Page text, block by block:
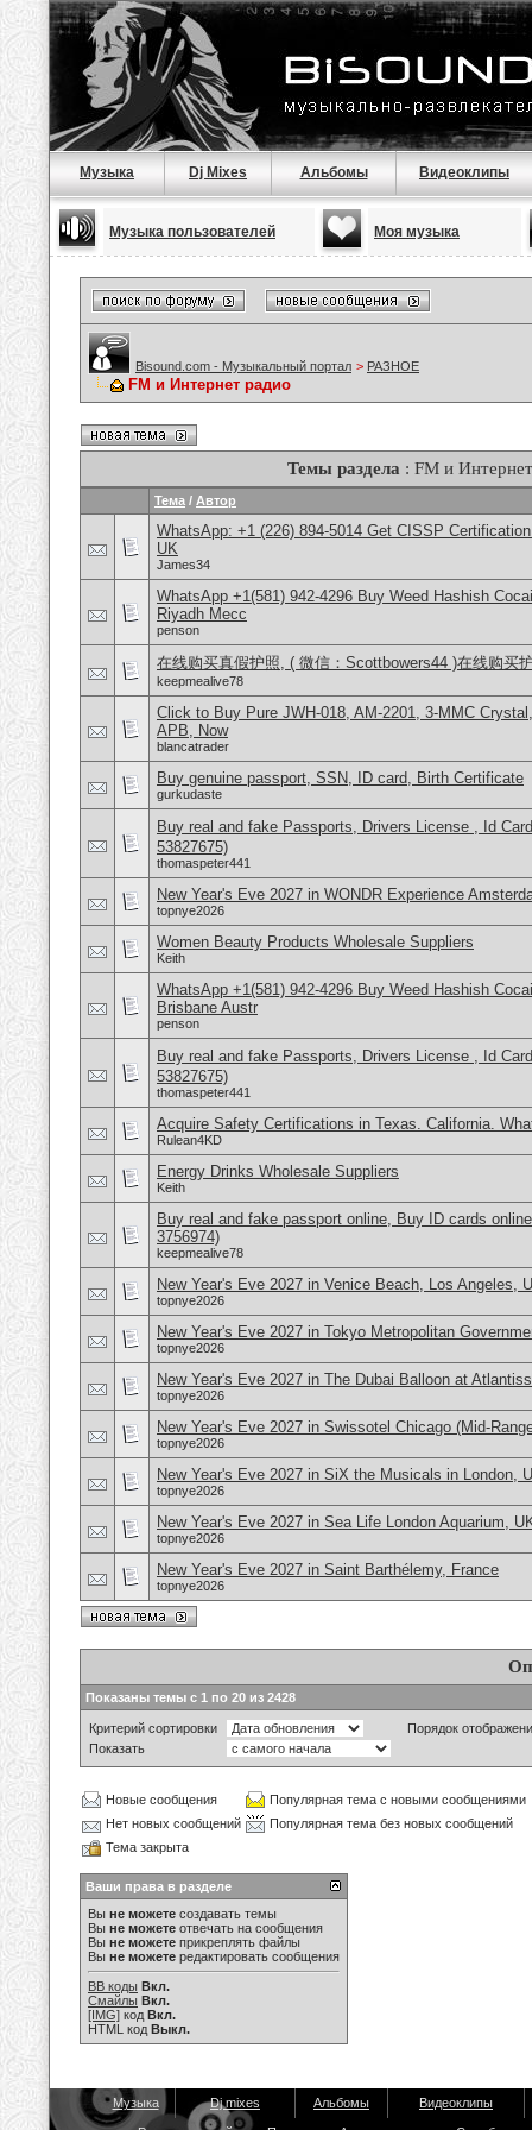
Музыка Dj Mixes Альбомы Видеоклипы
Музыка пользователей Моя музыка
Bisound.com - Музыкальный портал > РАЗНОЕ
FM и Интернет радио
Темы раздела : FM и
Тема / Автор
WhatsApp: +1 (226) 894-5014​ Get CISSP
UK
James34
WhatsApp +1(581) 942-4296 Buy Weed Hashish
Riyadh Mecc
penson
在线购买真假护照, ( 微信：Scottbowers44 )在线购买
keepmealive78
Click to Buy Pure JWH-018, AM-2201, 3-MMC
APB, Now
blancatrader
Buy genuine passport, SSN, ID card, Birth Certificate
gurkudaste
Buy real and fake Passports, Drivers License , Id
53827675)
thomaspeter441
New Year's Eve 2027 in WONDR Experience
topnye2026
Women Beauty Products Wholesale Suppliers
Keith
WhatsApp +1(581) 942-4296 Buy Weed Hashish
Brisbane Austr
penson
Buy real and fake Passports, Drivers License , Id
53827675)
thomaspeter441
Acquire Safety Certifications in Texas. California.
Rulean4KD
Energy Drinks Wholesale Suppliers
Keith
Buy real and fake passport online, Buy ID cards
3756974)
keepmealive78
New Year's Eve 2027 in Venice Beach, Los Angeles,
topnye2026
New Year's Eve 2027 in Tokyo Metropolitan
topnye2026
New Year's Eve 2027 in The Dubai Balloon at
topnye2026
New Year's Eve 2027 in Swissotel Chicago (Mid-
topnye2026
New Year's Eve 2027 in SiX the Musicals in London,
topnye2026
New Year's Eve 2027 in Sea Life London Aquarium,
topnye2026
New Year's Eve 2027 in Saint Barthélemy, France
topnye2026
Показаны темы с 1 по 20 из 2428
Критерий сортировки
Порядок
Показать
Новые сообщения
Популярная тема с новыми сообщениями
Нет новых сообщений
Популярная тема без новых сообщений
Тема закрыта
Ваши права в разделе
Вы не можете создавать темы
Вы не можете отвечать на сообщения
Вы не можете прикреплять файлы
Вы не можете редактировать сообщения
BB коды Вкл.
Смайлы Вкл.
[IMG] код Вкл.
HTML код Выкл.
Музыка Dj mixes Альбомы Видеоклипы